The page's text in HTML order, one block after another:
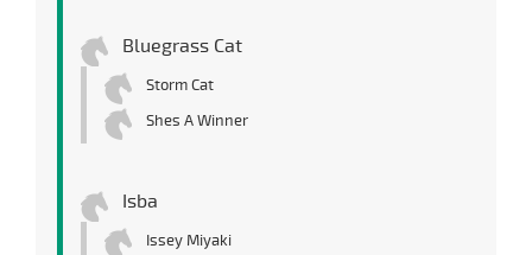
Bluegrass Cat
Storm Cat
Shes A Winner
Isba
Issey Miyaki